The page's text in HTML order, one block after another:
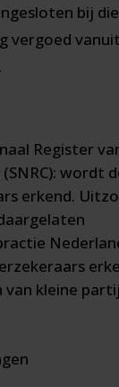
bij
vergoed
Register
wordt
erkend.
van kleine